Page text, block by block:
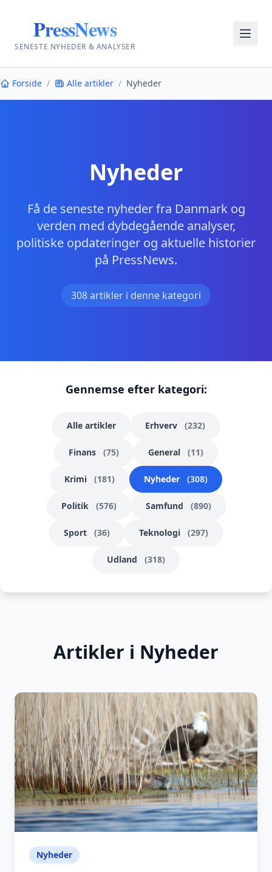
PressNews
SENESTE NYHEDER & ANALYSER
Forside / Alle artikler / Nyheder
Nyheder
Få de seneste nyheder fra Danmark og
verden med dybdegående analyser,
politiske opdateringer og aktuelle historier
på PressNews.
308 artikler i denne kategori
Gennemse efter kategori:
Alle artikler Erhverv (232)
Finans (75) General (11)
Krimi (181) Nyheder (308)
Politik (576) Samfund (890)
Sport (36) Teknologi (297)
Udland (318)
Artikler i Nyheder
Nyheder